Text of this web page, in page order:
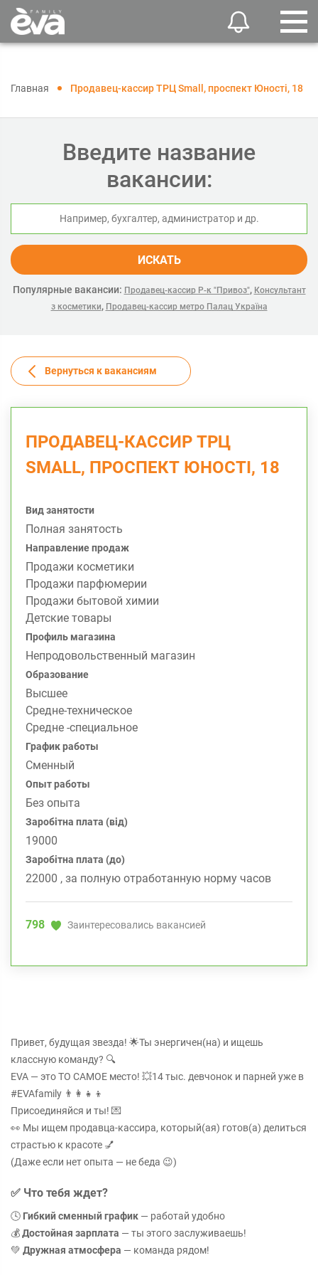
Главная Продавец-кассир ТРЦ Small, проспект Юності, 18
Введите название
вакансии:
ИСКАТЬ
Популярные вакансии: Продавец-кассир Р-к "Привоз", Консультант
з косметики, Продавец-кассир метро Палац Україна
Вернуться к вакансиям
ПРОДАВЕЦ-КАССИР ТРЦ
SMALL, ПРОСПЕКТ ЮНОСТІ, 18
Вид занятости
Полная занятость
Направление продаж
Продажи косметики
Продажи парфюмерии
Продажи бытовой химии
Детские товары
Профиль магазина
Непродовольственный магазин
Образование
Высшее
Средне-техническое
Средне -специальное
График работы
Сменный
Опыт работы
Без опыта
Заробітна плата (від)
19000
Заробітна плата (до)
22000 , за полную отработанную норму часов
798 Заинтересовались вакансией
Привет, будущая звезда! 🌟Ты энергичен(на) и ищешь
классную команду? 🔍
EVA — это ТО САМОЕ место! 💥14 тыс. девчонок и парней уже в
#EVAfamily 👨‍👩‍👧‍👦
Присоединяйся и ты! 💌
👀 Мы ищем продавца-кассира, который(ая) готов(а) делиться
страстью к красоте 💅
(Даже если нет опыта — не беда 😉)
✅ Что тебя ждет?
🕓 Гибкий сменный график — работай удобно
💰Достойная зарплата — ты этого заслуживаешь!
💚 Дружная атмосфера — команда рядом!